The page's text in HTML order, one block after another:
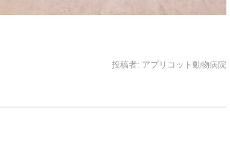
投稿者: アプリコット動物病院